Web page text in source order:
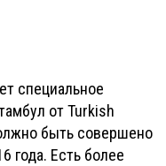
специальное
от Turkish
быть совершено
года. Есть более